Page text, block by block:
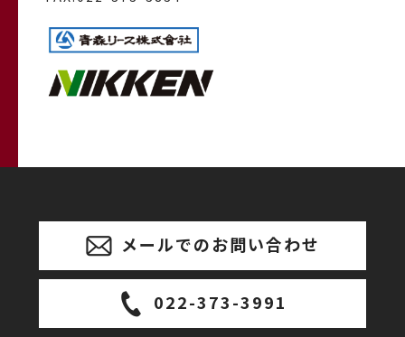
メールでのお問い合わせ
022-373-3991